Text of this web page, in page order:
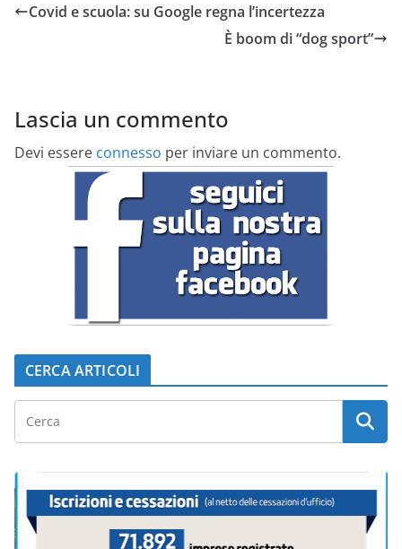
Covid e scuola: su Google regna l’incertezza
È boom di “dog sport”
Lascia un commento
Devi essere connesso per inviare un commento.
CERCA ARTICOLI